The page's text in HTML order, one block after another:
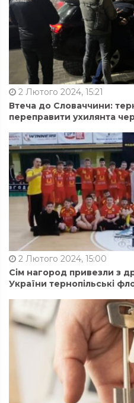
2 Лютого 2024, 15:21
Втеча до Словаччини:
переправити ухилянта
2 Лютого 2024, 15:00
Сім нагород привезли з
України тернопільські